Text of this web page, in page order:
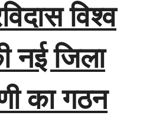
विश्व
नई जिला
का गठन